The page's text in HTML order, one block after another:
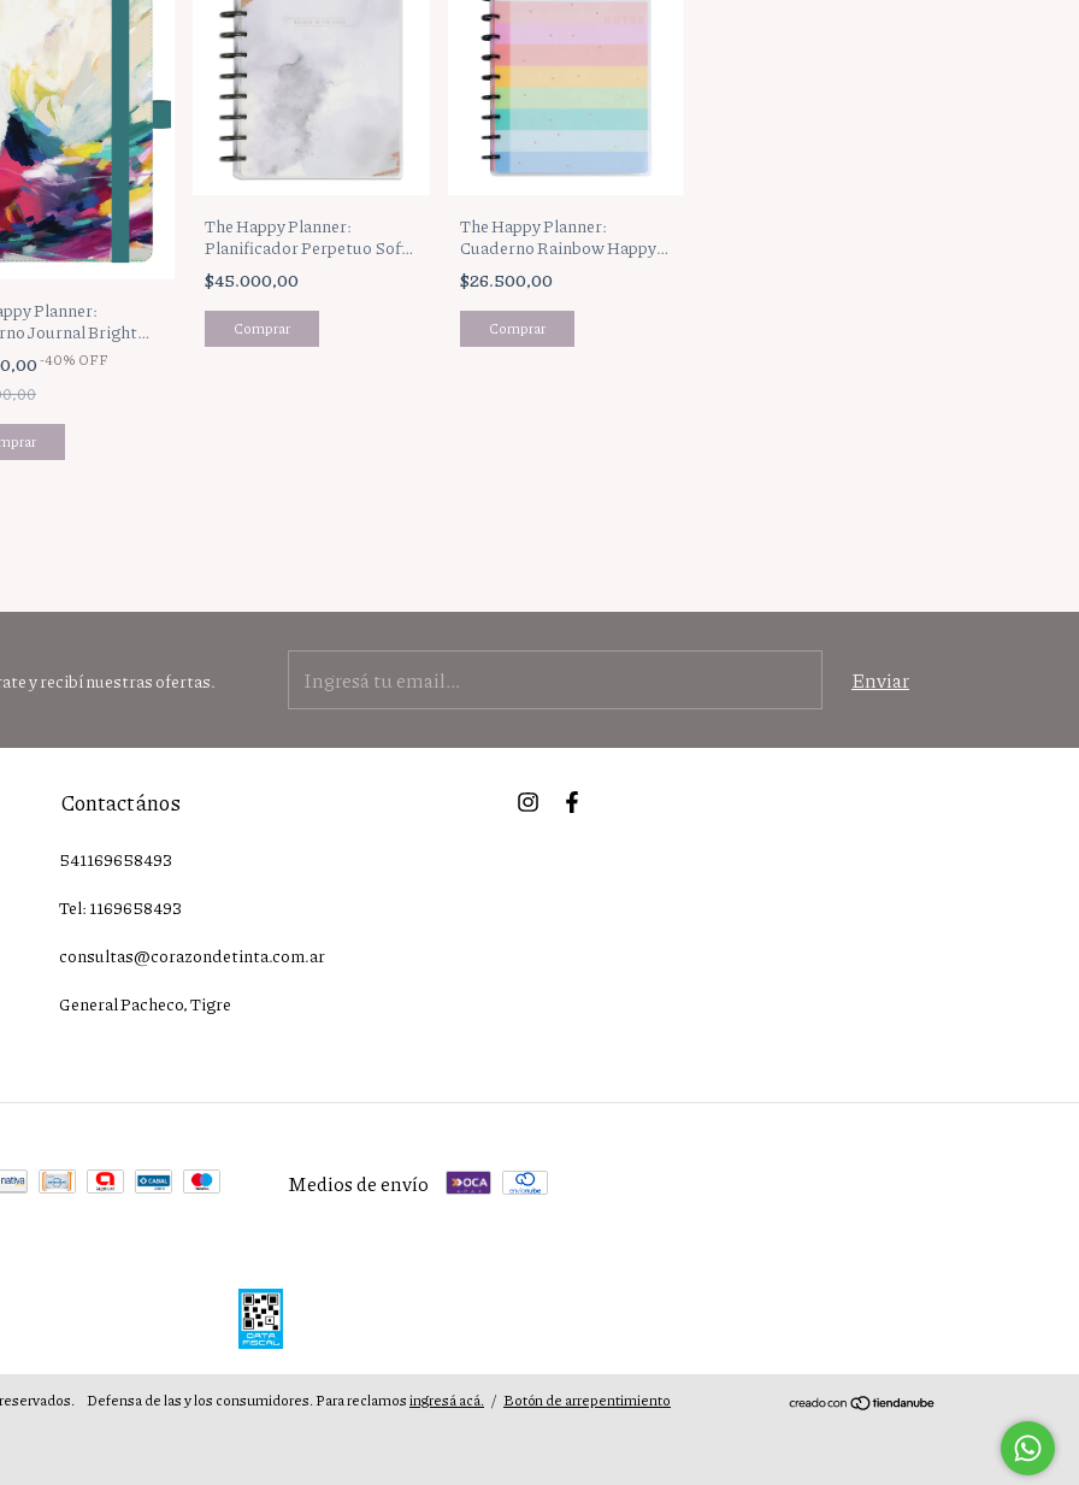
Planner:
Journal Bright
(JBBA5-012)
-40% OFF
The Happy Planner:
Planificador Perpetuo Soft
Watercolor (PPCU12-048)
$45.000,00
The Happy Planner:
Cuaderno Rainbow Happy
Brights (NPC-076)
$26.500,00
y recibí nuestras ofertas.
Contactános
541169658493
Tel: 1169658493
consultas@corazondetinta.com.ar
General Pacheco, Tigre
Medios de envío
Defensa de las y los consumidores. Para reclamosingresá acá. / Botón de arrepentimiento